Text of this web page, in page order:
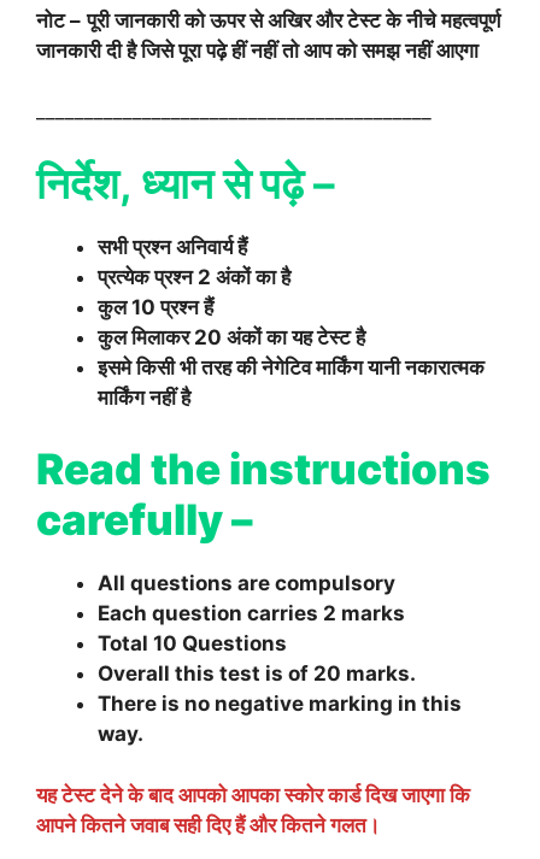
नोट – पूरी जानकारी को ऊपर से अखिर और टेस्ट के नीचे महत्वपूर्ण
जानकारी दी है जिसे पूरा पढ़े हीं नहीं तो आप को समझ नहीं आएगा
निर्देश, ध्यान से पढ़े –
सभी प्रश्न अनिवार्य हैं
प्रत्येक प्रश्न 2 अंकों का है
कुल 10 प्रश्न हैं
कुल मिलाकर 20 अंकों का यह टेस्ट है
इसमे किसी भी तरह की नेगेटिव मार्किंग यानी नकारात्मक
मार्किंग नहीं है
Read the instructions
carefully –
All questions are compulsory
Each question carries 2 marks
Total 10 Questions
Overall this test is of 20 marks.
There is no negative marking in this
way.
यह टेस्ट देने के बाद आपको आपका स्कोर कार्ड दिख जाएगा कि
आपने कितने जवाब सही दिए हैं और कितने गलत।